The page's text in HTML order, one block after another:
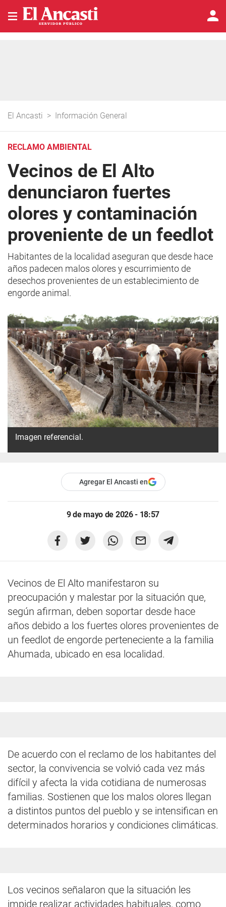
El Ancasti > Información General
RECLAMO AMBIENTAL
Vecinos de El Alto
denunciaron fuertes
olores y contaminación
proveniente de un feedlot
Habitantes de la localidad aseguran que desde hace
años padecen malos olores y escurrimiento de
desechos provenientes de un establecimiento de
engorde animal.
Imagen referencial.
Agregar El Ancasti en
9 de mayo de 2026 - 18:57
Vecinos de El Alto manifestaron su
preocupación y malestar por la situación que,
según afirman, deben soportar desde hace
años debido a los fuertes olores provenientes de
un feedlot de engorde perteneciente a la familia
Ahumada, ubicado en esa localidad.
De acuerdo con el reclamo de los habitantes del
sector, la convivencia se volvió cada vez más
difícil y afecta la vida cotidiana de numerosas
familias. Sostienen que los malos olores llegan
a distintos puntos del pueblo y se intensifican en
determinados horarios y condiciones climáticas.
Los vecinos señalaron que la situación les
impide realizar actividades habituales, como